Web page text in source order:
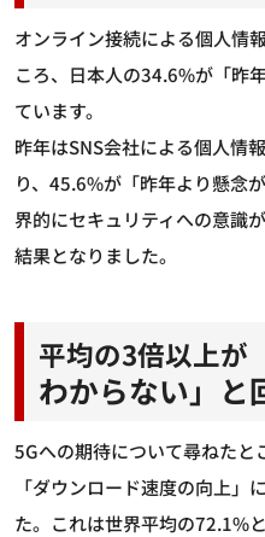
オンライン接続による個人情
ころ、日本人の34.6%が「昨
ています。
昨年はSNS会社による個人情
り、45.6%が「昨年より懸念
界的にセキュリティへの意識
結果となりました。
平均の3倍以上が
わからない」と
5Gへの期待について尋ねた
「ダウンロード速度の向上」
た。これは世界平均の72.1%